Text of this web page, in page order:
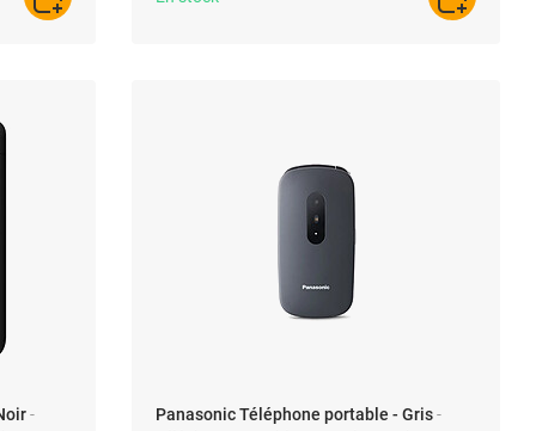
AJOUTER AU PANIER AJOUTER
-
Panasonic Téléphone portable - Gris-